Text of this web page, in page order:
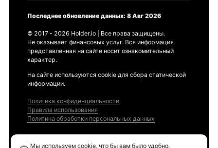
Последнее обновление данных: 8 Авг 2026
© 2017 - 2026 Holder.io | Все права защищены.
Не оказывает финансовых услуг. Вся информация
представленная на сайте носит ознакомительный
характер.
На сайте используются cookie для сбора статической
информации.
Политика конфиденциальности
Правила использования
Политика обработки персональных данных
Мы используем cookie, что бы вам было удобно.